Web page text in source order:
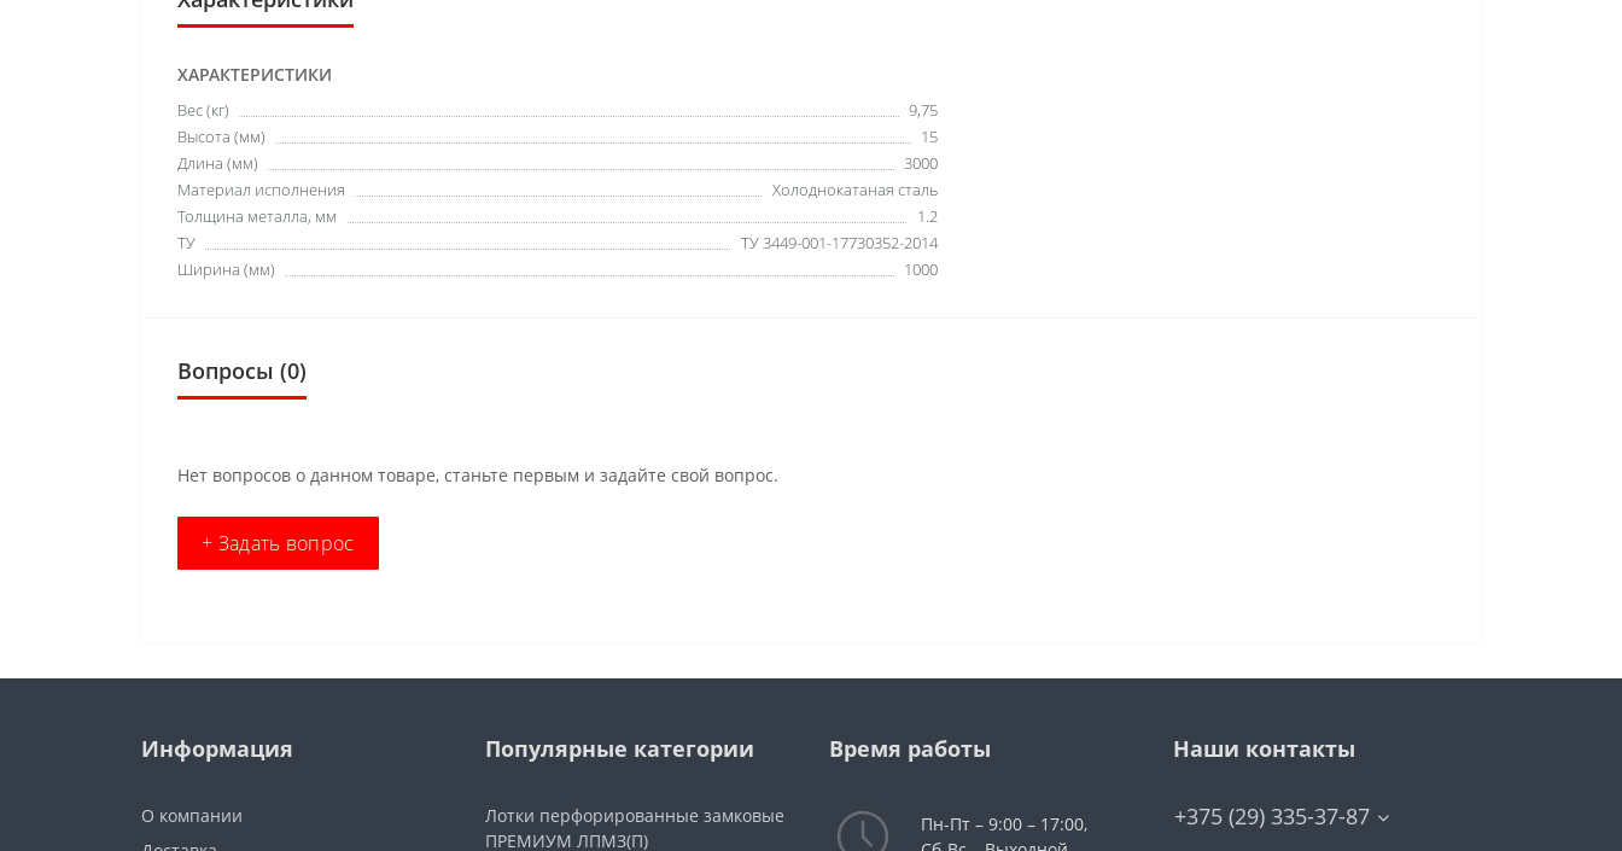
ХАРАКТЕРИСТИКИ
Вес (кг)
9,75
Высота (мм)
15
Длина (мм)
3000
Материал исполнения
Холоднокатаная сталь
Толщина металла, мм
1.2
ТУ
ТУ 3449-001-17730352-2014
Ширина (мм)
1000
Вопросы (0)
Нет вопросов о данном товаре, станьте первым и задайте свой вопрос.
+ Задать вопрос
Информация
О компании
Популярные категории
Лотки перфорированные замковые
ПРЕМИУМ ЛПМЗ(П)
Время работы
Пн-Пт – 9:00 – 17:00,
Наши контакты
+375 (29) 335-37-87